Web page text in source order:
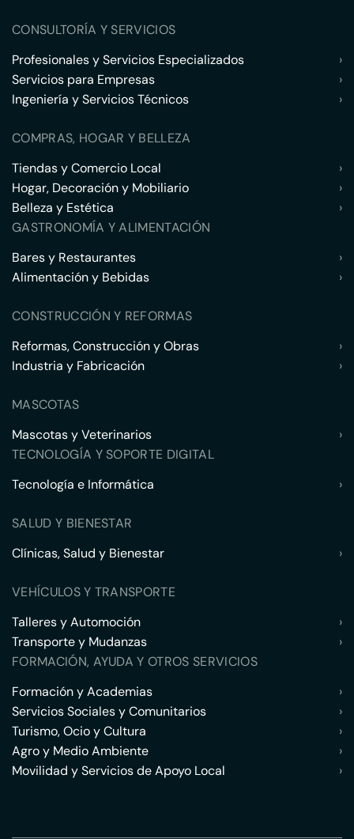
CONSULTORÍA Y SERVICIOS
Profesionales y Servicios Especializados
›
Servicios para Empresas
›
Ingeniería y Servicios Técnicos
›
COMPRAS, HOGAR Y BELLEZA
Tiendas y Comercio Local
›
Hogar, Decoración y Mobiliario
›
Belleza y Estética
›
GASTRONOMÍA Y ALIMENTACIÓN
Bares y Restaurantes
›
Alimentación y Bebidas
›
CONSTRUCCIÓN Y REFORMAS
Reformas, Construcción y Obras
›
Industria y Fabricación
›
MASCOTAS
Mascotas y Veterinarios
›
TECNOLOGÍA Y SOPORTE DIGITAL
Tecnología e Informática
›
SALUD Y BIENESTAR
Clínicas, Salud y Bienestar
›
VEHÍCULOS Y TRANSPORTE
Talleres y Automoción
›
Transporte y Mudanzas
›
FORMACIÓN, AYUDA Y OTROS SERVICIOS
Formación y Academias
›
Servicios Sociales y Comunitarios
›
Turismo, Ocio y Cultura
›
Agro y Medio Ambiente
›
Movilidad y Servicios de Apoyo Local
›